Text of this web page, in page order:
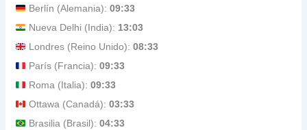
Berlín (Alemania):09:33
Nueva Delhi (India): 13:03
Londres (Reino Unido):08:33
París (Francia):09:33
Roma (Italia):09:33
Ottawa (Canadá):03:33
Brasilia (Brasil):04:33